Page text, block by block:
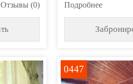
Отзывы (0) Подробнее
0447